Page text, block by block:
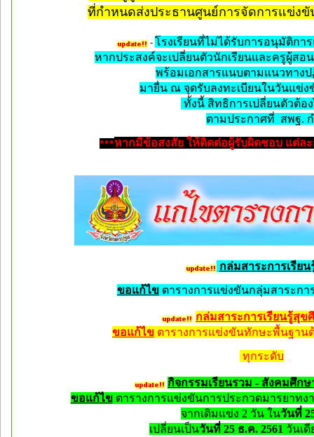
ที่กำหนดส่งประธานศูนย์การจัดการแข่ง
- โรงเรียนที่ไม่ได้รับการอนุมัติกา
หากประสงค์จะเปลี่ยนตัวนักเรียนและครูผู้ส
พร้อมเอกสารแนบตามแนวทาง
มายื่น ณ จุดรับลงทะเบียนในวันแข่ง
ทั้งนี้ สิทธิการเปลี่ยนตัวต้อ
ตามประกาศที่ สพฐ.
***หากมีข้อสงสัย ให้ติดต่อผู้รับผิดชอบ แต่ล
กล่มสาระการเรีย
ขอแก้ไข ตารางการแข่งขันกลุ่มสาระกา
กล่มสาระการเรียนรู้สุ
ขอแก้ไข ตารางการแข่งขันทักษะพื้นฐาน
ทุกระดับ
กิจกรรมเรียนรวม - สังคมศึก
ขอแก้ไข ตารางการแข่งขันการประกวดมารยาท
จากเดิมแข่ง 2 วัน ในวันที่
เปลี่ยนเป็นวันที่ 25 ธ.ค. 2561 วันเ